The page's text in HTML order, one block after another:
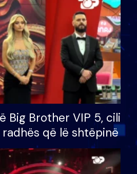
Big Brother VIP 5, cili
që lë shtëpinë